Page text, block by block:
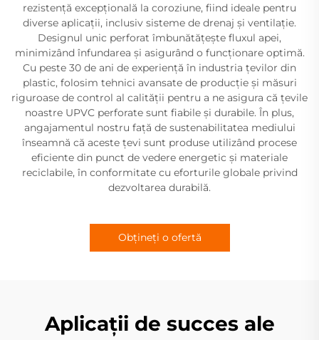
rezistență excepțională la coroziune, fiind ideale pentru
diverse aplicații, inclusiv sisteme de drenaj și ventilație.
Designul unic perforat îmbunătățește fluxul apei,
minimizând înfundarea și asigurând o funcționare optimă.
Cu peste 30 de ani de experiență în industria țevilor din
plastic, folosim tehnici avansate de producție și măsuri
riguroase de control al calității pentru a ne asigura că țevile
noastre UPVC perforate sunt fiabile și durabile. În plus,
angajamentul nostru față de sustenabilitatea mediului
înseamnă că aceste țevi sunt produse utilizând procese
eficiente din punct de vedere energetic și materiale
reciclabile, în conformitate cu eforturile globale privind
dezvoltarea durabilă.
Obțineți o ofertă
Aplicații de succes ale